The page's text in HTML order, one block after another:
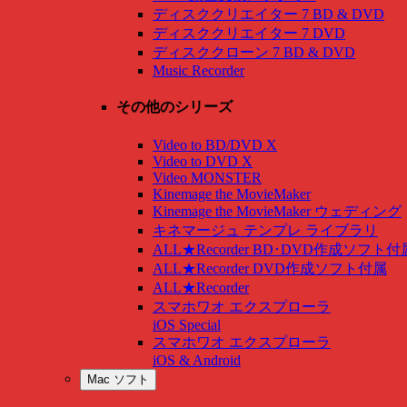
ディスククリエイター 7 BD & DVD
ディスククリエイター 7 DVD
ディスククローン 7 BD & DVD
Music Recorder
その他のシリーズ
Video to BD/DVD X
Video to DVD X
Video MONSTER
Kinemage the MovieMaker
Kinemage the MovieMaker ウェディング
キネマージュ テンプレ ライブラリ
ALL★Recorder BD･DVD作成ソフト付
ALL★Recorder DVD作成ソフト付属
ALL★Recorder
スマホワオ エクスプローラ
iOS Special
スマホワオ エクスプローラ
iOS & Android
Mac ソフト